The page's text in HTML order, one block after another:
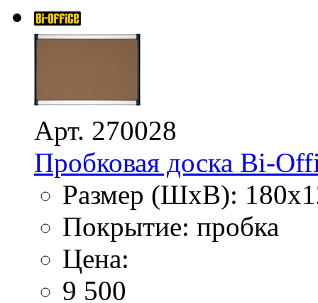
Арт. 270028
Пробковая доска Bi-
Размер (ШхВ):
Покрытие: пробка
Цена:
9 500